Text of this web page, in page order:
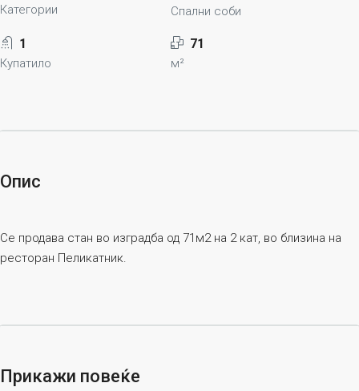
Категории Спални соби
1
Купатило
71
м²
Опис
Се продава стан во изградба од 71м2 на 2 кат, во близина на
ресторан Пеликатник.
Прикажи повеќе